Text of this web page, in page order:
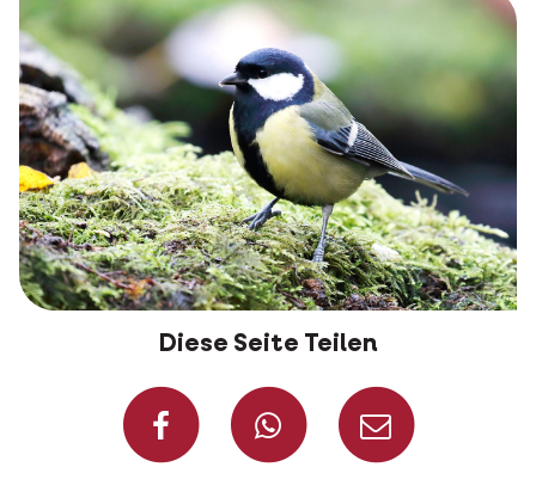
Diese Seite Teilen
Auf Facebook
Auf